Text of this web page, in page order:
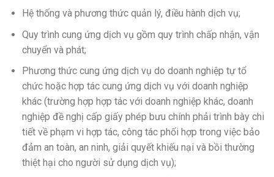
Hệ thống và phương thức quản lý, điều hành dịch vụ;
Quy trình cung ứng dịch vụ gồm quy trình chấp nhận, vận
chuyển và phát;
Phương thức cung ứng dịch vụ do doanh nghiệp tự tổ
chức hoặc hợp tác cung ứng dịch vụ với doanh nghiệp
khác (trường hợp hợp tác với doanh nghiệp khác, doanh
nghiệp đề nghị cấp giấy phép bưu chính phải trình bày chi
tiết về phạm vi hợp tác, công tác phối hợp trong việc bảo
đảm an toàn, an ninh, giải quyết khiếu nại và bồi thường
thiệt hại cho người sử dụng dịch vụ);